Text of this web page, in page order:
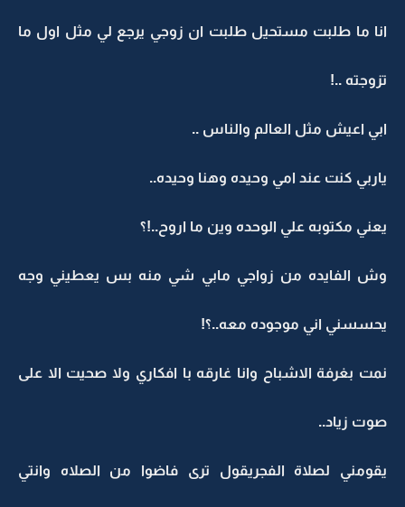
انا ما طلبت مستحيل طلبت ان زوجي يرجع لي مثل اول ما
تزوجته ..!
ابي اعيش مثل العالم والناس ..
ياربي كنت عند امي وحيده وهنا وحيده..
يعني مكتوبه علي الوحده وين ما اروح..!؟
وش الفايده من زواجي مابي شي منه بس يعطيني وجه
يحسسني اني موجوده معه..؟!
نمت بغرفة الاشباح وانا غارقه با افكاري ولا صحيت الا على
صوت زياد..
يقومني لصلاة الفجريقول ترى فاضوا من الصلاه وانتي